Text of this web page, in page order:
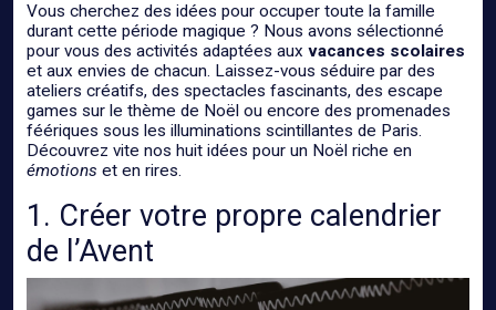
Vous cherchez des idées pour occuper toute la famille
durant cette période magique ? Nous avons sélectionné
pour vous des activités adaptées aux vacances scolaires
et aux envies de chacun. Laissez-vous séduire par des
ateliers créatifs, des spectacles fascinants, des escape
games sur le thème de Noël ou encore des promenades
féériques sous les illuminations scintillantes de Paris.
Découvrez vite nos huit idées pour un Noël riche en
émotions et en rires.
1. Créer votre propre calendrier
de l’Avent